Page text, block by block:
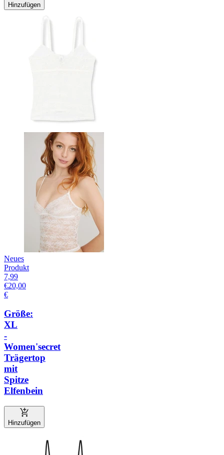
Hinzufügen
Neues
Produkt
7,99
€20,00
€
Größe:
XL
-
Women'secret
Trägertop
mit
Spitze
Elfenbein
Hinzufügen